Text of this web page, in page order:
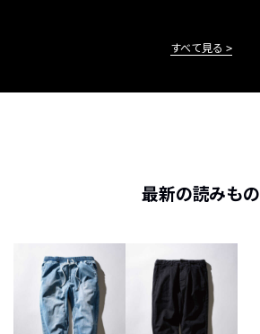
すべて見る
最新の読みもの